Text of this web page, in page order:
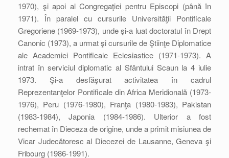
1970), şi apoi al Congregaţiei pentru Episcopi (până în
1971). În paralel cu cursurile Universităţii Pontificale
Gregoriene (1969-1973), unde şi-a luat doctoratul în Drept
Canonic (1973), a urmat şi cursurile de Ştiinţe Diplomatice
ale Academiei Pontificale Eclesiastice (1971-1973). A
intrat în serviciul diplomatic al Sfântului Scaun la 4 iulie
1973. Şi-a desfăşurat activitatea în cadrul
Reprezentanţelor Pontificale din Africa Meridională (1973-
1976), Peru (1976-1980), Franţa (1980-1983), Pakistan
(1983-1984), Japonia (1984-1986). Ulterior a fost
rechemat în Dieceza de origine, unde a primit misiunea de
Vicar Judecătoresc al Diecezei de Lausanne, Geneva şi
Fribourg (1986-1991).